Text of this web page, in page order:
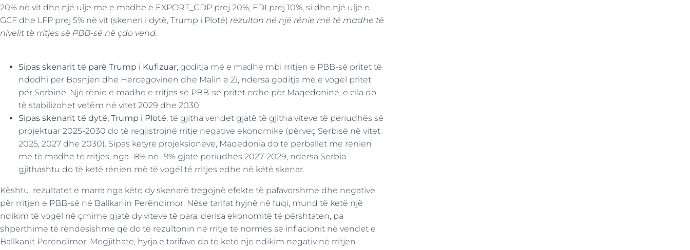
20% në vit dhe një ulje më e madhe e EXPORT_GDP prej 20%, FDI prej 10%, si dhe një ulje e
GCF dhe LFP prej 5% në vit (skeneri i dytë, Trump i Plotë) rezulton në një rënie më të madhe të
nivelit të rritjes së PBB-së në çdo vend.
Sipas skenarit të parë Trump i Kufizuar, goditja më e madhe mbi rritjen e PBB-së pritet të
ndodhi për Bosnjen dhe Hercegovinën dhe Malin e Zi, ndërsa goditja më e vogël pritet
për Serbinë. Një rënie e madhe e rritjes së PBB-së pritet edhe për Maqedoninë, e cila do
të stabilizohet vetëm në vitet 2029 dhe 2030.
Sipas skenarit të dytë, Trump i Plotë, të gjitha vendet gjatë të gjitha viteve të periudhës së
projektuar 2025-2030 do të regjistrojnë rritje negative ekonomike (përveç Serbisë në vitet
2025, 2027 dhe 2030). Sipas këtyre projeksioneve, Maqedonia do të përballet me rënien
më të madhe të rritjes, nga -8% në -9% gjatë periudhës 2027-2029, ndërsa Serbia
gjithashtu do të ketë rënien më të vogël të rritjes edhe në këtë skenar.
Kështu, rezultatet e marra nga këto dy skenarë tregojnë efekte të pafavorshme dhe negative
për rritjen e PBB-së në Ballkanin Perëndimor. Nëse tarifat hyjnë në fuqi, mund të ketë një
ndikim të vogël në çmime gjatë dy viteve të para, derisa ekonomitë të përshtaten, pa
shpërthime të rëndësishme që do të rezultonin në rritje të normës së inflacionit në vendet e
Ballkanit Perëndimor. Megjithatë, hyrja e tarifave do të ketë një ndikim negativ në rritjen